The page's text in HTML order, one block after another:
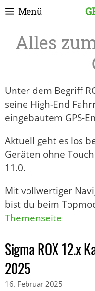
Zum
springen
Menü
Unter dem Begriff
seine High-End
eingebautem GPS-
Aktuell geht es los
Geräten ohne
11.0.
Mit vollwertiger
bist du beim
Themenseite
Sigma ROX 12.x
2025
16. Februar 2025